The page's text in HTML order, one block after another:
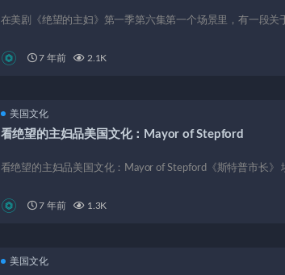
在美剧《绝望的主妇》第一季第六集第一个场景里，有一段关
7 年前 2.1K
美国文化
看绝望的主妇品美国文化：Mayor of Stepford
看绝望的主妇品美国文化：Mayor of Stepford《斯特普市长》
7 年前 1.3K
美国文化